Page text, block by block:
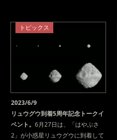
トピックス
2023/6/9
リュウグウ到着5周年記念トークイ
ベント。6月27日は、「はやぶさ
2」が小惑星リュウグウに到着して